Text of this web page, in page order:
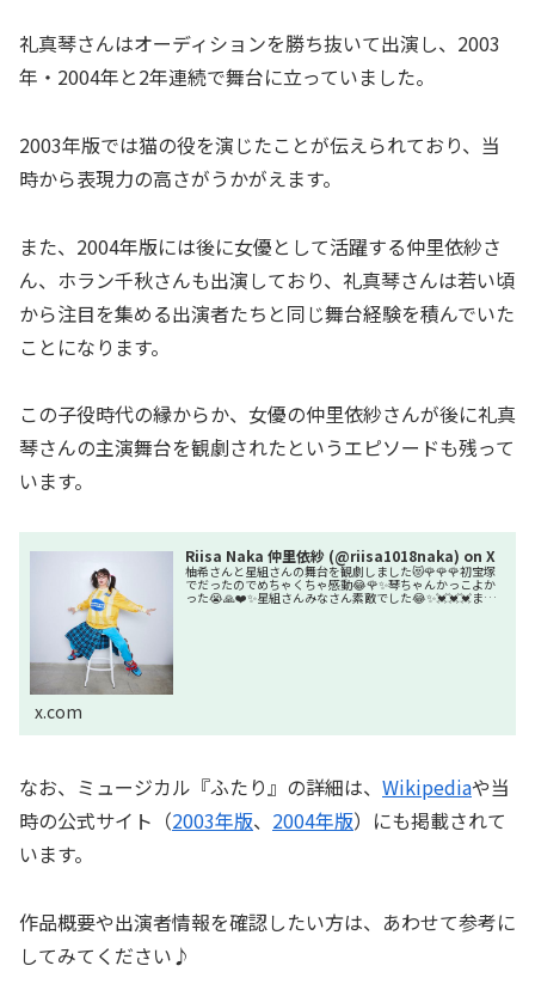
礼真琴さんはオーディションを勝ち抜いて出演し、2003
年・2004年と2年連続で舞台に立っていました。
2003年版では猫の役を演じたことが伝えられており、当
時から表現力の高さがうかがえます。
また、2004年版には後に女優として活躍する仲里依紗さ
ん、ホラン千秋さんも出演しており、礼真琴さんは若い頃
から注目を集める出演者たちと同じ舞台経験を積んでいた
ことになります。
この子役時代の縁からか、女優の仲里依紗さんが後に礼真
琴さんの主演舞台を観劇されたというエピソードも残って
います。
Riisa Naka 仲里依紗 (@riisa1018naka) on X
柚希さんと星組さんの舞台を観劇しました😻🌹🌹🌹初宝塚
でだったのでめちゃくちゃ感動😂🌹✨琴ちゃんかっこよか
った😭🙏❤️✨星組さんみなさん素敵でした😂✨💓💓💓また
行きたいなぁ❤️#柚希…
x.com
なお、ミュージカル『ふたり』の詳細は、 Wikipediaや当
時の公式サイト（2003年版、 2004年版）にも掲載されて
います。
作品概要や出演者情報を確認したい方は、あわせて参考に
してみてください♪